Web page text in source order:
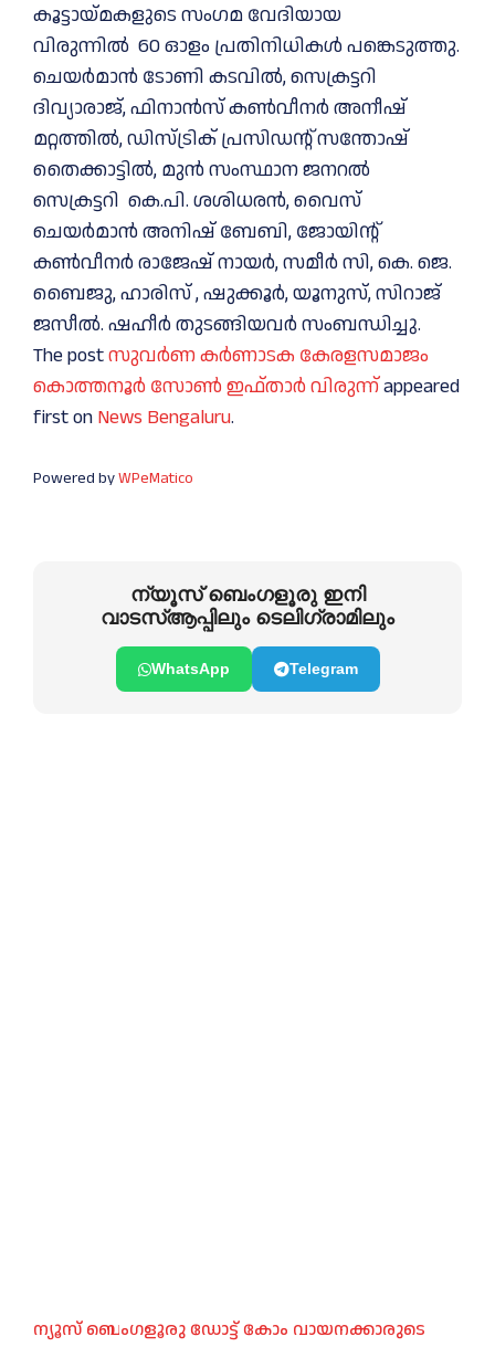
കൂട്ടായ്മകളുടെ സംഗമ വേദിയായ
വിരുന്നില്‍ 60 ഓളം പ്രതിനിധികൾ പങ്കെടുത്തു.
ചെയർമാൻ ടോണി കടവിൽ, സെക്രട്ടറി
ദിവ്യാരാജ്, ഫിനാൻസ് കൺവീനർ അനീഷ്
മറ്റത്തിൽ, ഡിസ്ട്രിക് പ്രസിഡൻ്റ് സന്തോഷ്
തൈക്കാട്ടിൽ, മുൻ സംസ്ഥാന ജനറൽ
സെക്രട്ടറി കെ.പി. ശശിധരൻ, വൈസ്
ചെയർമാൻ അനിഷ് ബേബി, ജോയിന്റ്
കൺവീനർ രാജേഷ് നായർ, സമീർ സി, കെ. ജെ.
ബൈജു, ഹാരിസ് , ഷുക്കൂർ, യൂനുസ്, സിറാജ്
ജസീൽ. ഷഹീർ തുടങ്ങിയവർ സംബന്ധിച്ചു.
The postസുവർണ കർണാടക കേരളസമാജം
കൊത്തനൂർ സോൺ ഇഫ്താർ വിരുന്ന്appeared
first on News Bengaluru.
Powered byWPeMatico
ന്യൂസ് ബെംഗളൂരു ഇനി
വാടസ്ആപ്പിലും ടെലിഗ്രാമിലും
WhatsApp Telegram
ന്യൂസ് ബെംഗളൂരു ഡോട്ട് കോം വായനക്കാരുടെ